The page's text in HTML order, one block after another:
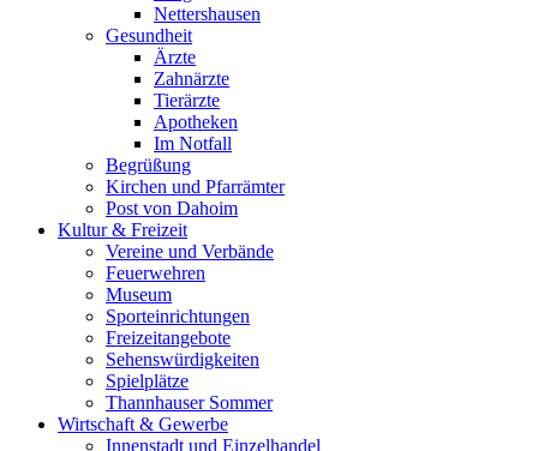
Nettershausen
Gesundheit
Ärzte
Zahnärzte
Tierärzte
Apotheken
Im Notfall
Begrüßung
Kirchen und Pfarrämter
Post von Dahoim
Kultur & Freizeit
Vereine und Verbände
Feuerwehren
Museum
Sporteinrichtungen
Freizeitangebote
Sehenswürdigkeiten
Spielplätze
Thannhauser Sommer
Wirtschaft & Gewerbe
Innenstadt und Einzelhandel